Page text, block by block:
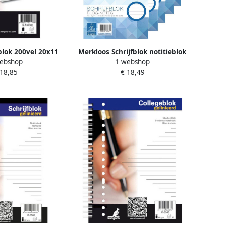
200vel 20x11
10st
Merkloos Schrijfblok notitieblok
gelinieerd 5x A5 100 vellen
papier Schrijfpapier
1 webshop
€ 18,49